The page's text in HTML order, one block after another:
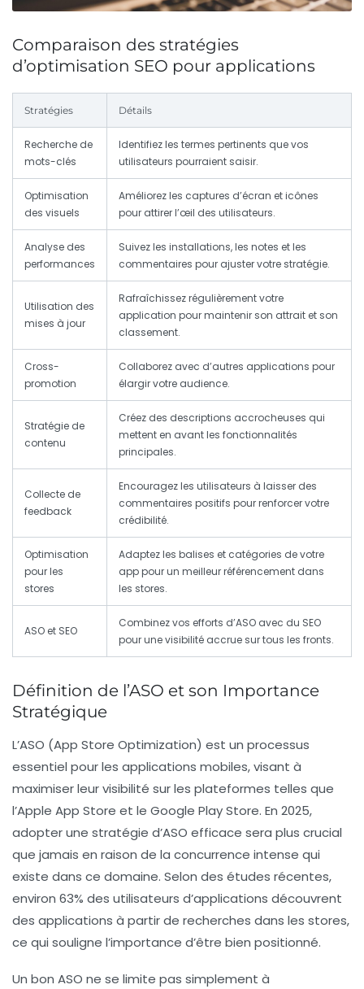
Comparaison des stratégies
d’optimisation SEO pour applications
Stratégies Détails
Recherche de
mots-clés
Identifiez les termes pertinents que vos
utilisateurs pourraient saisir.
Optimisation
des visuels
Améliorez les captures d’écran et icônes
pour attirer l’œil des utilisateurs.
Analyse des
performances
Suivez les installations, les notes et les
commentaires pour ajuster votre stratégie.
Utilisation des
mises à jour
Rafraîchissez régulièrement votre
application pour maintenir son attrait et son
classement.
Cross-
promotion
Collaborez avec d’autres applications pour
élargir votre audience.
Stratégie de
contenu
Créez des descriptions accrocheuses qui
mettent en avant les fonctionnalités
principales.
Collecte de
feedback
Encouragez les utilisateurs à laisser des
commentaires positifs pour renforcer votre
crédibilité.
Optimisation
pour les
stores
Adaptez les balises et catégories de votre
app pour un meilleur référencement dans
les stores.
ASO et SEO
Combinez vos efforts d’ASO avec du SEO
pour une visibilité accrue sur tous les fronts.
Définition de l’ASO et son Importance
Stratégique
L’ASO (App Store Optimization) est un processus
essentiel pour les applications mobiles, visant à
maximiser leurvisibilité sur les plateformes telles que
l’Apple App Store et le Google Play Store. En 2025,
adopter une stratégie d’ASO efficace sera plus crucial
que jamais en raison de la concurrence intense qui
existe dans ce domaine. Selon des études récentes,
environ 63% des utilisateurs d’applications découvrent
des applications à partir de recherches dans les stores,
ce qui souligne l’importance d’être bien positionné.
Un bon ASO ne se limite pas simplement à